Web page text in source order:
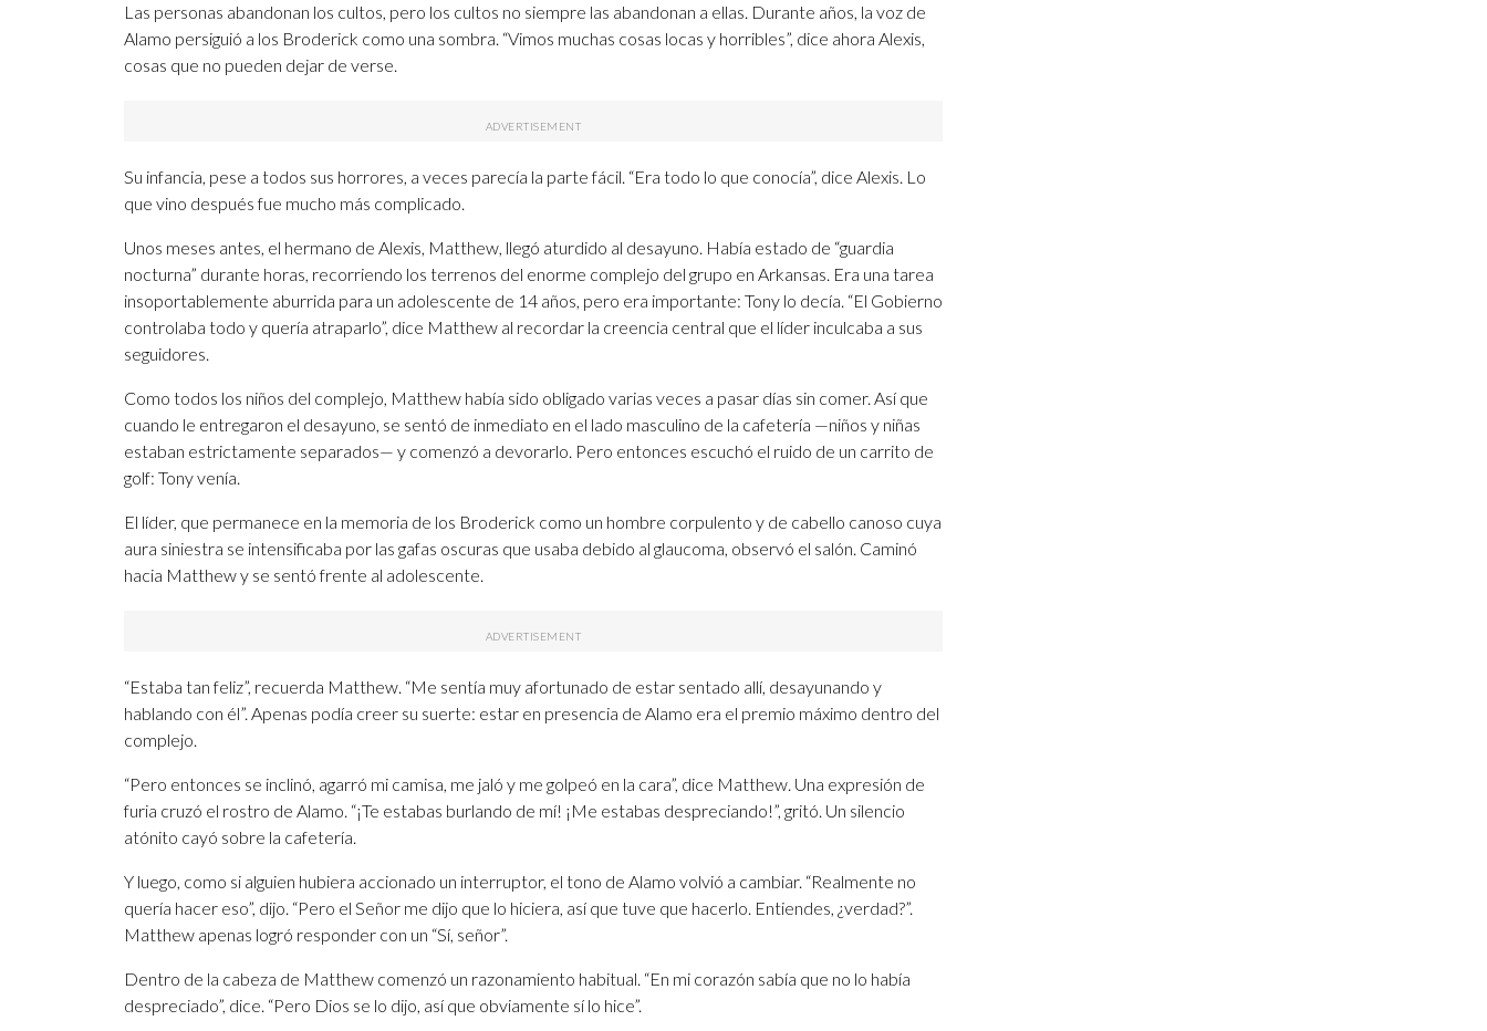
Las personas abandonan los cultos, pero los cultos no siempre las abandonan a ellas. Durante años, la voz de
Alamo persiguió a los Broderick como una sombra. “Vimos muchas cosas locas y horribles”, dice ahora Alexis,
cosas que no pueden dejar de verse.
Su infancia, pese a todos sus horrores, a veces parecía la parte fácil. “Era todo lo que conocía”, dice Alexis. Lo
que vino después fue mucho más complicado.
Unos meses antes, el hermano de Alexis, Matthew, llegó aturdido al desayuno. Había estado de “guardia
nocturna” durante horas, recorriendo los terrenos del enorme complejo del grupo en Arkansas. Era una tarea
insoportablemente aburrida para un adolescente de 14 años, pero era importante: Tony lo decía. “El Gobierno
controlaba todo y quería atraparlo”, dice Matthew al recordar la creencia central que el líder inculcaba a sus
seguidores.
Como todos los niños del complejo, Matthew había sido obligado varias veces a pasar días sin comer. Así que
cuando le entregaron el desayuno, se sentó de inmediato en el lado masculino de la cafetería —niños y niñas
estaban estrictamente separados— y comenzó a devorarlo. Pero entonces escuchó el ruido de un carrito de
golf: Tony venía.
El líder, que permanece en la memoria de los Broderick como un hombre corpulento y de cabello canoso cuya
aura siniestra se intensificaba por las gafas oscuras que usaba debido al glaucoma, observó el salón. Caminó
hacia Matthew y se sentó frente al adolescente.
“Estaba tan feliz”, recuerda Matthew. “Me sentía muy afortunado de estar sentado allí, desayunando y
hablando con él”. Apenas podía creer su suerte: estar en presencia de Alamo era el premio máximo dentro del
complejo.
“Pero entonces se inclinó, agarró mi camisa, me jaló y me golpeó en la cara”, dice Matthew. Una expresión de
furia cruzó el rostro de Alamo. “¡Te estabas burlando de mí! ¡Me estabas despreciando!”, gritó. Un silencio
atónito cayó sobre la cafetería.
Y luego, como si alguien hubiera accionado un interruptor, el tono de Alamo volvió a cambiar. “Realmente no
quería hacer eso”, dijo. “Pero el Señor me dijo que lo hiciera, así que tuve que hacerlo. Entiendes, ¿verdad?”.
Matthew apenas logró responder con un “Sí, señor”.
Dentro de la cabeza de Matthew comenzó un razonamiento habitual. “En mi corazón sabía que no lo había
despreciado”, dice. “Pero Dios se lo dijo, así que obviamente sí lo hice”.